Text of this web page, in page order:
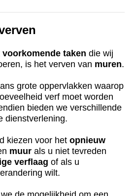
voorkomende taken die wij
is het verven van muren.
grote oppervlakken waarop
verf moet worden
bieden we verschillende
dienstverlening.
kiezen voor het opnieuw
muur als u niet tevreden
verflaag of als u
wilt.